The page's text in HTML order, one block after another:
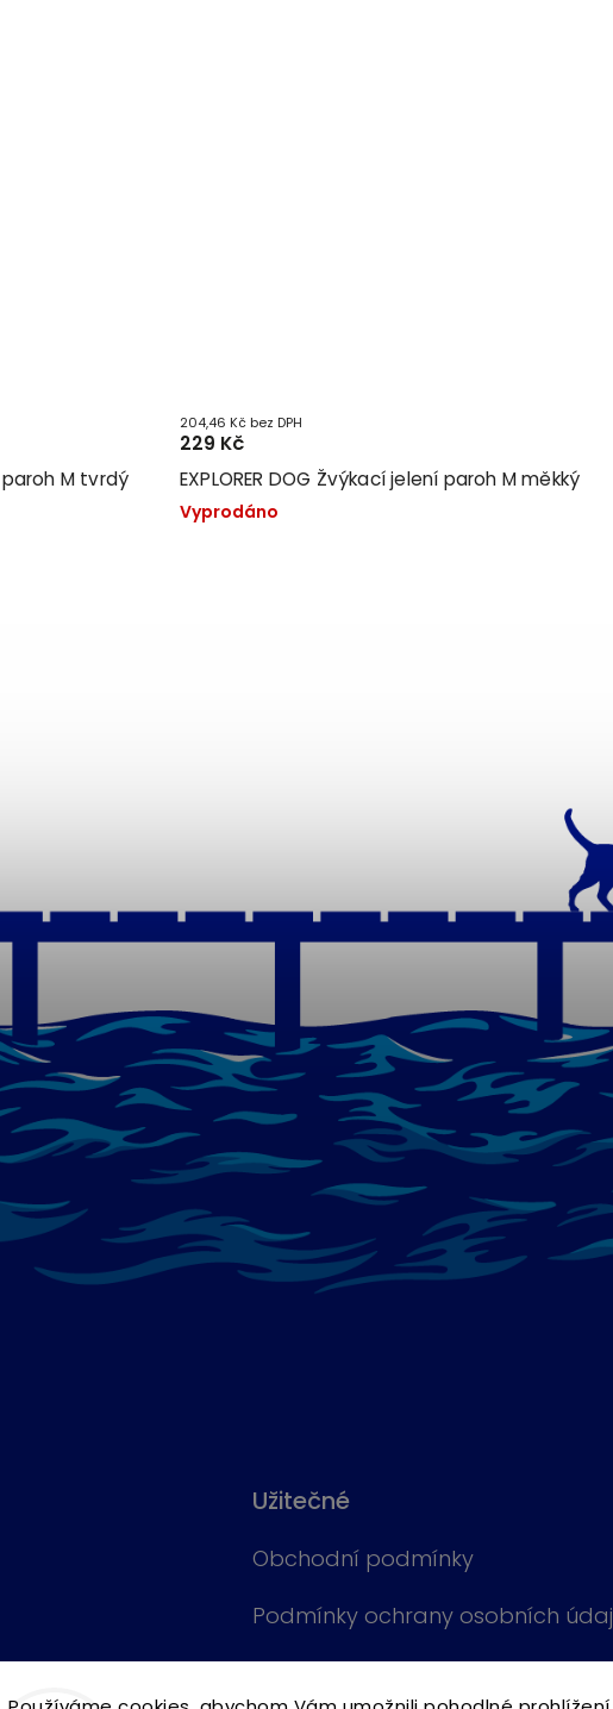
paroh M tvrdý
EXPLORER DOG Žvýkací jelení paroh M měkký
Vyprodáno
204,46 Kč bez DPH
229 Kč
Užitečné
Obchodní podmínky
Podmínky ochrany osobních